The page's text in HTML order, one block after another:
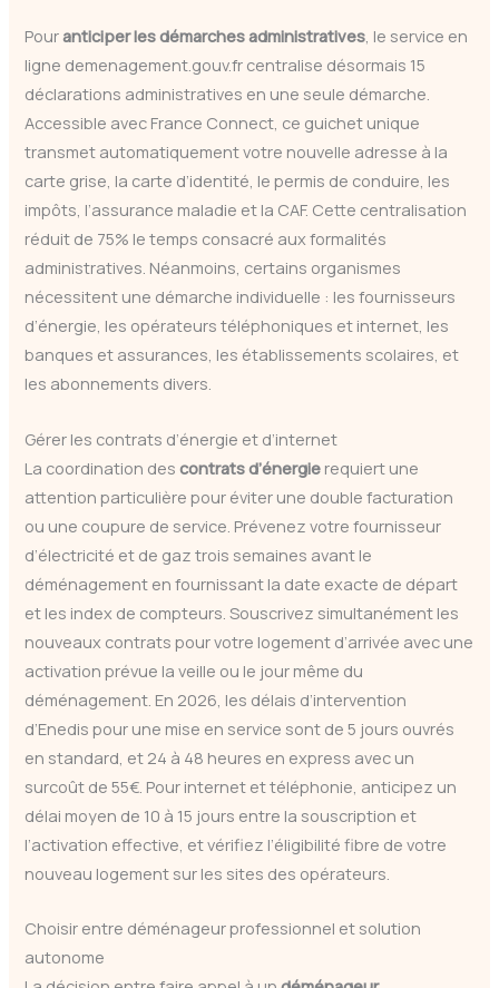
Pouranticiper les démarches administratives, le service en
ligne demenagement.gouv.fr centralise désormais 15
déclarations administratives en une seule démarche.
Accessible avec France Connect, ce guichet unique
transmet automatiquement votre nouvelle adresse à la
carte grise, la carte d’identité, le permis de conduire, les
impôts, l’assurance maladie et la CAF. Cette centralisation
réduit de 75% le temps consacré aux formalités
administratives. Néanmoins, certains organismes
nécessitent une démarche individuelle : les fournisseurs
d’énergie, les opérateurs téléphoniques et internet, les
banques et assurances, les établissements scolaires, et
les abonnements divers.
Gérer les contrats d’énergie et d’internet
La coordination descontrats d’énergie requiert une
attention particulière pour éviter une double facturation
ou une coupure de service. Prévenez votre fournisseur
d’électricité et de gaz trois semaines avant le
déménagement en fournissant la date exacte de départ
et les index de compteurs. Souscrivez simultanément les
nouveaux contrats pour votre logement d’arrivée avec une
activation prévue la veille ou le jour même du
déménagement. En 2026, les délais d’intervention
d’Enedis pour une mise en service sont de 5 jours ouvrés
en standard, et 24 à 48 heures en express avec un
surcoût de 55€. Pour internet et téléphonie, anticipez un
délai moyen de 10 à 15 jours entre la souscription et
l’activation effective, et vérifiez l’éligibilité fibre de votre
nouveau logement sur les sites des opérateurs.
Choisir entre déménageur professionnel et solution
autonome